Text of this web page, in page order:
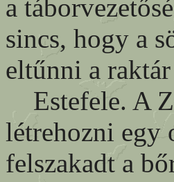
a
sincs, hogy a
eltűnni a
Estefele. A
létrehozni egy
felszakadt a